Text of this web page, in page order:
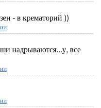
- в крематорий ))
надрываются...у, все